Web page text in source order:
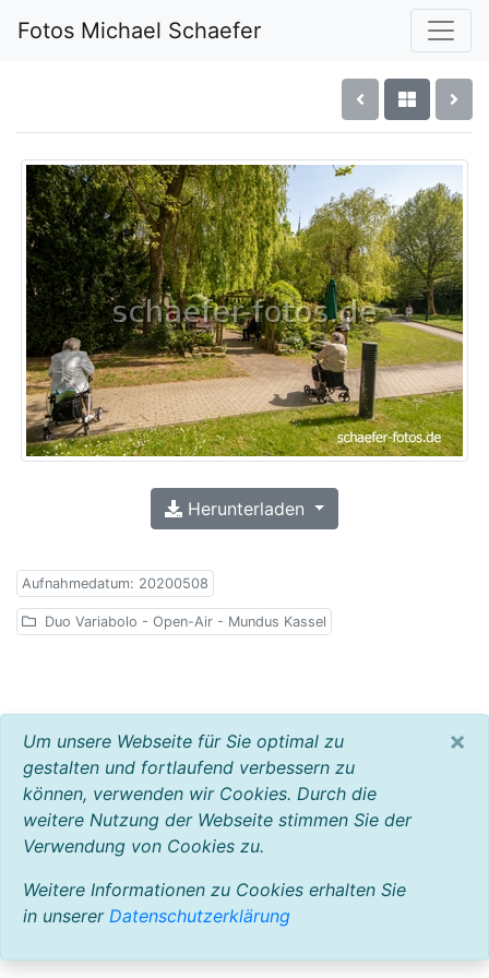
Fotos Michael Schaefer
Herunterladen
Aufnahmedatum: 20200508
Duo Variabolo - Open-Air - Mundus Kassel
Um unsere Webseite für Sie optimal zu
gestalten und fortlaufend verbessern zu
können, verwenden wir Cookies. Durch die
weitere Nutzung der Webseite stimmen Sie der
Verwendung von Cookies zu.
Weitere Informationen zu Cookies erhalten Sie
in unserer Datenschutzerklärung
×